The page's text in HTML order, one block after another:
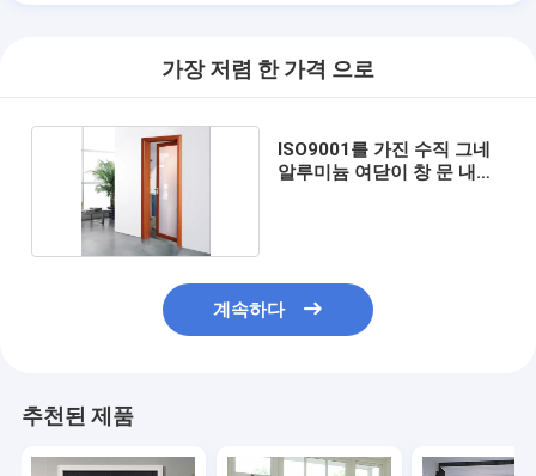
가장 저렴 한 가격 으로
ISO9001를 가진 수직 그네
알루미늄 여닫이 창 문 내부
계속하다
추천된 제품